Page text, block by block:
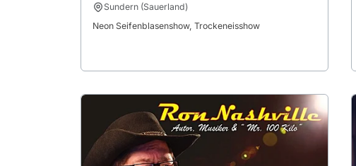
Sundern (Sauerland)
Neon Seifenblasenshow, Trockeneisshow